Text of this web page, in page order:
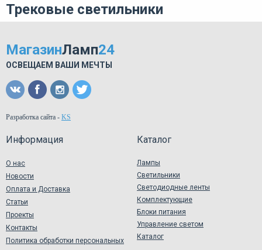
Трековые светильники
МагазинЛамп24
ОСВЕЩАЕМ ВАШИ МЕЧТЫ
Разработка сайта - KS
Информация
О нас
Новости
Оплата и Доставка
Статьи
Проекты
Контакты
Политика обработки персональных
Каталог
Лампы
Светильники
Светодиодные ленты
Комплектующие
Блоки питания
Управление светом
Каталог